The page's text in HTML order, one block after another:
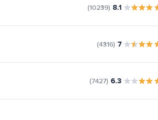
8.1
(10239)
7
(4316)
6.3
(7427)